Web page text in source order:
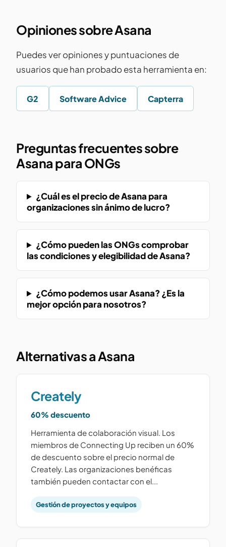
Opiniones sobre Asana
Puedes ver opiniones y puntuaciones de
usuarios que han probado esta herramienta en:
G2 Software Advice Capterra
Preguntas frecuentes sobre
Asana para ONGs
¿Cuál es el precio de Asana para
organizaciones sin ánimo de lucro?
¿Cómo pueden las ONGs comprobar
las condiciones y elegibilidad de Asana?
¿Cómo podemos usar Asana? ¿Es la
mejor opción para nosotros?
Alternativas a Asana
Creately
60% descuento
Herramienta de colaboración visual. Los
miembros de Connecting Up reciben un 60%
de descuento sobre el precio normal de
Creately. Las organizaciones benéficas
también pueden contactar con el...
Gestión de proyectos y equipos